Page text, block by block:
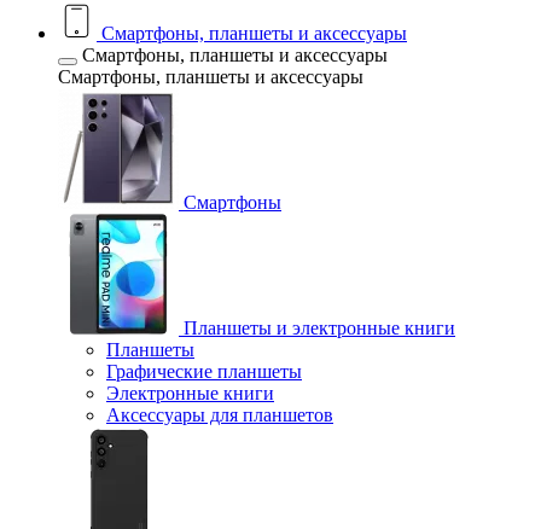
Смартфоны, планшеты и аксессуары
Смартфоны, планшеты и аксессуары
Смартфоны, планшеты и аксессуары
Смартфоны
Планшеты и электронные книги
Планшеты
Графические планшеты
Электронные книги
Аксессуары для планшетов